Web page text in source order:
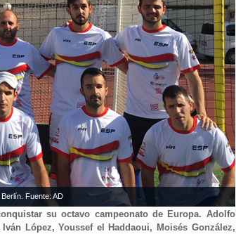
Fuente: AD
su octavo campeonato de Europa. Adolfo
López, Youssef el Haddaoui, Moisés González,